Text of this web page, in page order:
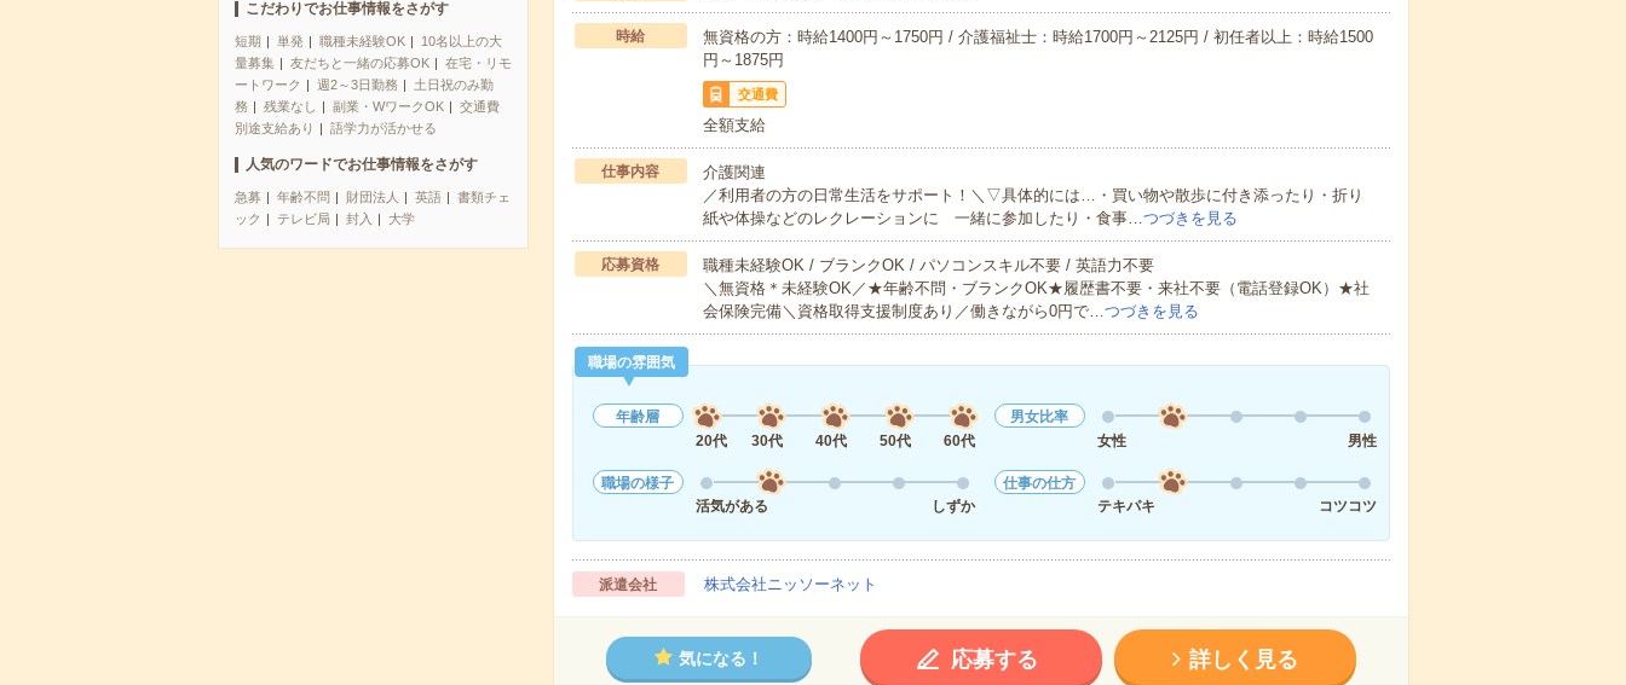
こだわりでお仕事情報をさがす
短期 単発 職種未経験OK
10名以上の大
量募集
友だちと一緒の応募OK
在宅・リモ
ートワーク
週2～3日勤務
土日祝のみ勤
務
残業なし 副業・WワークOK
交通費
別途支給あり
語学力が活かせる
人気のワードでお仕事情報をさがす
急募 年齢不問 財団法人 英語
書類チェ
ック
テレビ局 封入 大学
時給
無資格の方：時給1400円～1750円 / 介護福祉士：時給1700円～2125円 / 初任者以上：時給1500
円～1875円
交通費
全額支給
仕事内容
介護関連
／利用者の方の日常生活をサポート！＼▽具体的には…・買い物や散歩に付き添ったり・折り
紙や体操などのレクレーションに 一緒に参加したり・食事…つづきを見る
応募資格
職種未経験OK / ブランクOK / パソコンスキル不要 / 英語力不要
＼無資格＊未経験OK／★年齢不問・ブランクOK★履歴書不要・来社不要（電話登録OK）★社
会保険完備＼資格取得支援制度あり／働きながら0円で…つづきを見る
職場の雰囲気
年齢層
20代
30代 40代 50代 60代
男女比率
女性
男性
職場の様子
活気がある
しずか
仕事の仕方
テキパキ
コツコツ
派遣会社 株式会社ニッソーネット
気になる！ 応募する 詳しく見る